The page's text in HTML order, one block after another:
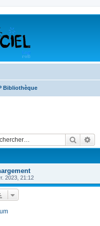
Bibliothèque
2023, 21:12